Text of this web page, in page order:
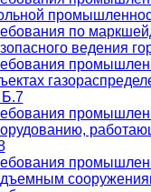
по
ведения